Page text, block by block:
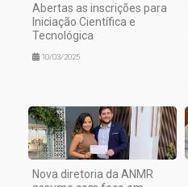
Abertas as inscrições para
Iniciação Científica e
Tecnológica
10/03/2025
Nova diretoria da ANMR